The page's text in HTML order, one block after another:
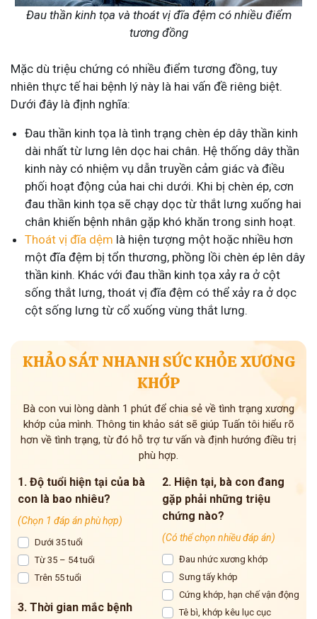
Đau thần kinh tọa và thoát vị đĩa đệm có nhiều điểm
tương đồng
Mặc dù triệu chứng có nhiều điểm tương đồng, tuy
nhiên thực tế hai bệnh lý này là hai vấn đề riêng biệt.
Dưới đây là định nghĩa:
Đau thần kinh tọa là tình trạng chèn ép dây thần kinh
dài nhất từ lưng lên dọc hai chân. Hệ thống dây thần
kinh này có nhiệm vụ dẫn truyền cảm giác và điều
phối hoạt động của hai chi dưới. Khi bị chèn ép, cơn
đau thần kinh tọa sẽ chạy dọc từ thắt lưng xuống hai
chân khiến bệnh nhân gặp khó khăn trong sinh hoạt.
Thoát vị đĩa dệm là hiện tượng một hoặc nhiều hơn
một đĩa đệm bị tổn thương, phồng lồi chèn ép lên dây
thần kinh. Khác với đau thần kinh tọa xảy ra ở cột
sống thắt lưng, thoát vị đĩa đệm có thể xảy ra ở dọc
cột sống lưng từ cổ xuống vùng thắt lưng.
KHẢO SÁT NHANH SỨC KHỎE XƯƠNG
KHỚP
Bà con vui lòng dành 1 phút để chia sẻ về tình trạng xương
khớp của mình. Thông tin khảo sát sẽ giúp Tuấn tôi hiểu rõ
hơn về tình trạng, từ đó hỗ trợ tư vấn và định hướng điều trị
phù hợp.
1. Độ tuổi hiện tại của bà
con là bao nhiêu?
(Chọn 1 đáp án phù hợp)
Dưới 35 tuổi
Từ 35 – 54 tuổi
Trên 55 tuổi
3. Thời gian mắc bệnh
2. Hiện tại, bà con đang
gặp phải những triệu
chứng nào?
(Có thể chọn nhiều đáp án)
Đau nhức xương khớp
Sưng tấy khớp
Cứng khớp, hạn chế vận động
Tê bì, khớp kêu lục cục